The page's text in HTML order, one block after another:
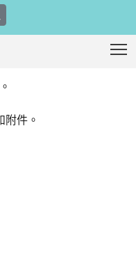
學期第3次段考
件。